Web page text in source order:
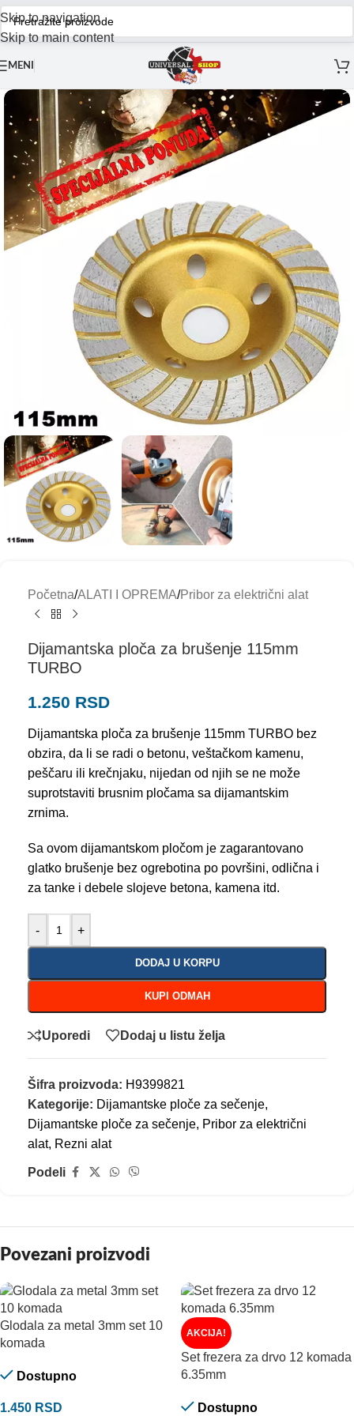
Skip to navigation
Skip to main content
MENI
Početna/ALATI I OPREMA/Pribor za električni alat
Dijamantska ploča za brušenje 115mm
TURBO
1.250 RSD
Dijamantska ploča za brušenje 115mm TURBO bez
obzira, da li se radi o betonu, veštačkom kamenu,
peščaru ili krečnjaku, nijedan od njih se ne može
suprotstaviti brusnim pločama sa dijamantskim
zrnima.
Sa ovom dijamantskom pločom je zagarantovano
glatko brušenje bez ogrebotina po površini, odlična i
za tanke i debele slojeve betona, kamena itd.
- +
DODAJ U KORPU
KUPI ODMAH
Uporedi Dodaj u listu želja
Šifra proizvoda: H9399821
Kategorije: Dijamantske ploče za sečenje,
Dijamantske ploče za sečenje, Pribor za električni
alat, Rezni alat
Podeli
Povezani proizvodi
Glodala za metal 3mm set 10
komada
Dostupno
1.450 RSD
AKCIJA!
Set frezera za drvo 12 komada
6.35mm
Dostupno